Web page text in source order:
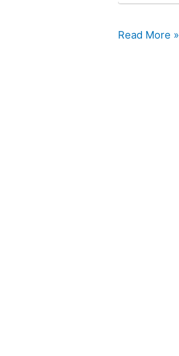
Assistência
Read More »